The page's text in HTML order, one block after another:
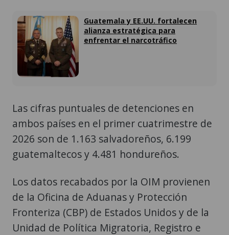
Guatemala y EE.UU. fortalecen
alianza estratégica para
enfrentar el narcotráfico
Las cifras puntuales de detenciones en
ambos países en el primer cuatrimestre de
2026 son de 1.163 salvadoreños, 6.199
guatemaltecos y 4.481 hondureños.
Los datos recabados por la OIM provienen
de la Oficina de Aduanas y Protección
Fronteriza (CBP) de Estados Unidos y de la
Unidad de Política Migratoria, Registro e